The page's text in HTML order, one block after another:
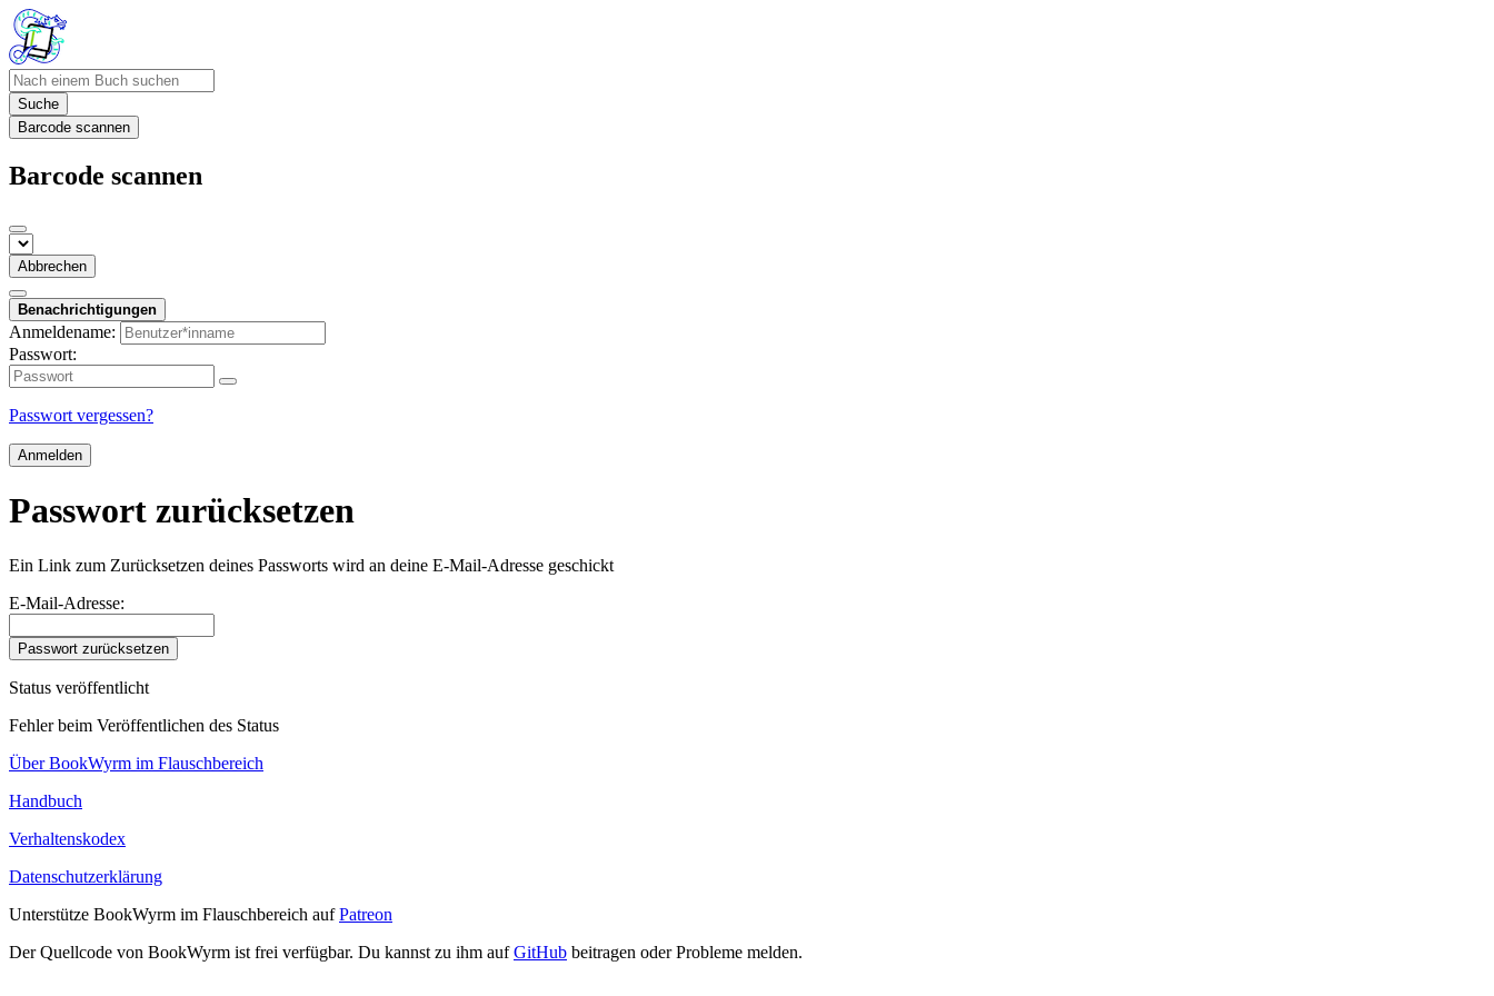
Suche
Barcode scannen
Barcode scannen
Abbrechen
Benachrichtigungen
Anmeldename:
Passwort:
Passwort vergessen?
Anmelden
Passwort zurücksetzen
Ein Link zum Zurücksetzen deines Passworts wird an deine E-Mail-Adresse geschickt
E-Mail-Adresse:
Passwort zurücksetzen
Status veröffentlicht
Fehler beim Veröffentlichen des Status
Über BookWyrm im Flauschbereich
Handbuch
Verhaltenskodex
Datenschutzerklärung
Unterstütze BookWyrm im Flauschbereich aufPatreon
Der Quellcode von BookWyrm ist frei verfügbar. Du kannst zu ihm aufGitHub beitragen oder Probleme melden.